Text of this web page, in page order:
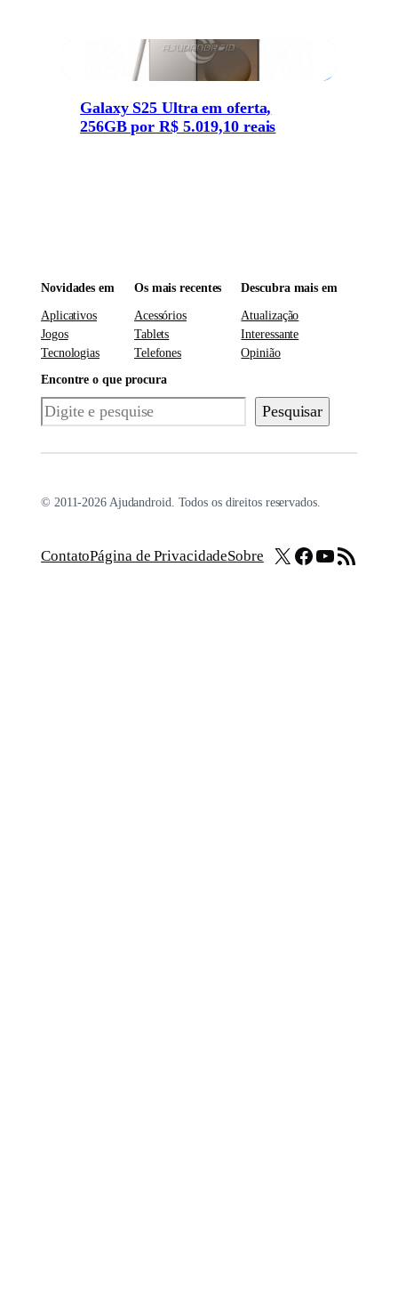
Galaxy S25 Ultra em oferta,
256GB por R$ 5.019,10 reais
Novidades em
Aplicativos
Jogos
Tecnologias
Os mais recentes
Acessórios
Tablets
Telefones
Descubra mais em
Atualização
Interessante
Opinião
Encontre o que procura
Pesquisar Pesquisar
© 2011-2026 Ajudandroid. Todos os direitos reservados.
ContatoPágina de PrivacidadeSobre X Facebook
Youtube
Feed RSS